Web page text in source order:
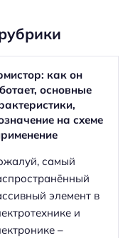
как он
основные
на схеме
самый
элемент в
и
–